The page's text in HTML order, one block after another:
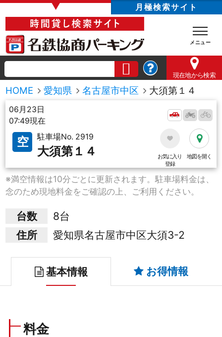
▼ 月極検索サイト
現在地から検索
HOME 愛知県 名古屋市中区 大須第１４
06月23日
07:49現在
空 駐車場No. 2919
大須第１４
お気に入り
登録
地図を開く
※満空情報は10分ごとに更新されます。駐車場料金は、
念のため現地料金をご確認の上、ご利用ください。
台数
8台
住所
愛知県名古屋市中区大須3-2
基本情報 お得情報
料金